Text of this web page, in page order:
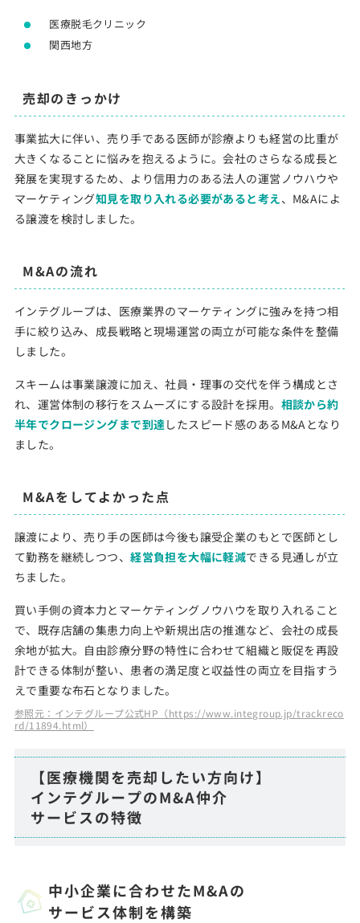
医療脱毛クリニック
関西地方
売却のきっかけ
事業拡大に伴い、売り手である医師が診療よりも経営の比重が
大きくなることに悩みを抱えるように。会社のさらなる成長と
発展を実現するため、より信用力のある法人の運営ノウハウや
マーケティング知見を取り入れる必要があると考え、M&Aによ
る譲渡を検討しました。
M&Aの流れ
インテグループは、医療業界のマーケティングに強みを持つ相
手に絞り込み、成長戦略と現場運営の両立が可能な条件を整備
しました。
スキームは事業譲渡に加え、社員・理事の交代を伴う構成とさ
れ、運営体制の移行をスムーズにする設計を採用。 相談から約
半年でクロージングまで到達したスピード感のあるM&Aとなり
ました。
M&Aをしてよかった点
譲渡により、売り手の医師は今後も譲受企業のもとで医師とし
て勤務を継続しつつ、経営負担を大幅に軽減できる見通しが立
ちました。
買い手側の資本力とマーケティングノウハウを取り入れること
で、既存店舗の集患力向上や新規出店の推進など、会社の成長
余地が拡大。自由診療分野の特性に合わせて組織と販促を再設
計できる体制が整い、患者の満足度と収益性の両立を目指すう
えで重要な布石となりました。
参照元：インテグループ公式HP（https://www.integroup.jp/trackreco
rd/11894.html）
【医療機関を売却したい方向け】
インテグループのM&A仲介
サービスの特徴
中小企業に合わせたM&Aの
サービス体制を構築